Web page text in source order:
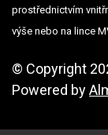
prostřednictvím
výše nebo na lince
© Copyright
Powered by